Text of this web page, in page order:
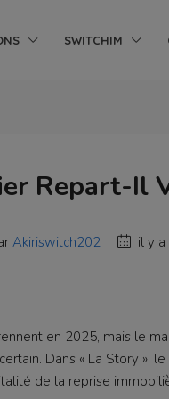
SWITCHIM
Repart-Il
Akiriswitch202 il y
en 2025, mais le
Dans « La Story »,
de la reprise